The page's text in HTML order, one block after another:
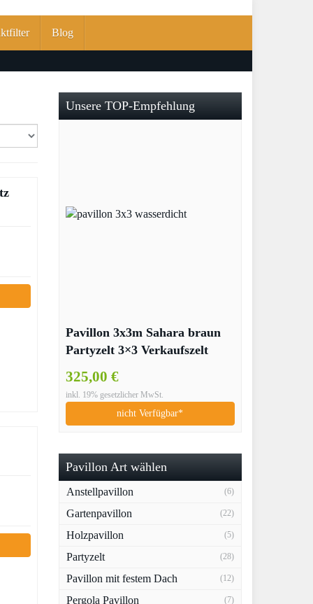
Blog
Unsere TOP-Empfehlung
Pavillon 3x3m Sahara braun
Partyzelt 3×3 Verkaufszelt
325,00 €
inkl. 19% gesetzlicher MwSt.
nicht Verfügbar*
Pavillon Art wählen
Anstellpavillon (6)
Gartenpavillon (22)
Holzpavillon (5)
Partyzelt (28)
Pavillon mit festem Dach (12)
Pergola Pavillon (7)